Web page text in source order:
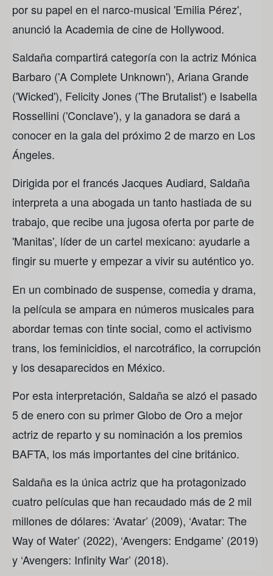
por su papel en el narco-musical 'Emilia Pérez',
anunció la Academia de cine de Hollywood.
Saldaña compartirá categoría con la actriz Mónica
Barbaro ('A Complete Unknown'), Ariana Grande
('Wicked'), Felicity Jones ('The Brutalist') e Isabella
Rossellini ('Conclave'), y la ganadora se dará a
conocer en la gala del próximo 2 de marzo en Los
Ángeles.
Dirigida por el francés Jacques Audiard, Saldaña
interpreta a una abogada un tanto hastiada de su
trabajo, que recibe una jugosa oferta por parte de
'Manitas', líder de un cartel mexicano: ayudarle a
fingir su muerte y empezar a vivir su auténtico yo.
En un combinado de suspense, comedia y drama,
la película se ampara en números musicales para
abordar temas con tinte social, como el activismo
trans, los feminicidios, el narcotráfico, la corrupción
y los desaparecidos en México.
Por esta interpretación, Saldaña se alzó el pasado
5 de enero con su primer Globo de Oro a mejor
actriz de reparto y su nominación a los premios
BAFTA, los más importantes del cine británico.
Saldaña es la única actriz que ha protagonizado
cuatro películas que han recaudado más de 2 mil
millones de dólares: ‘Avatar’ (2009), ‘Avatar: The
Way of Water’ (2022), ‘Avengers: Endgame’ (2019)
y ‘Avengers: Infinity War’ (2018).